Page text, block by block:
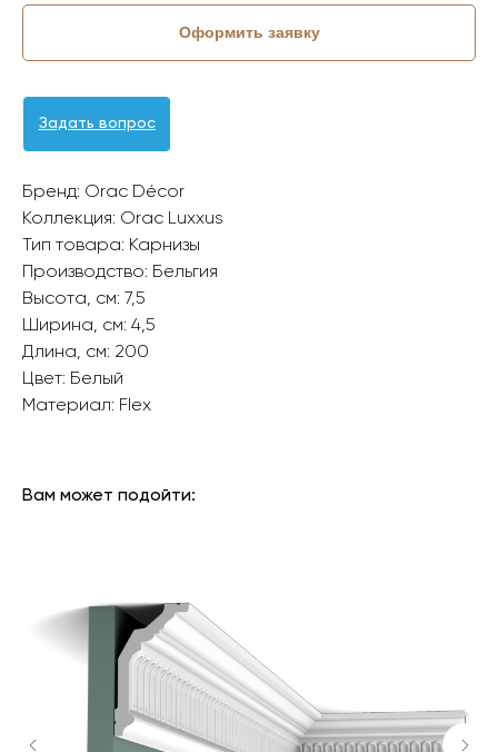
Оформить заявку
Задать вопрос
Бренд: Orac Décor
Коллекция: Orac Luxxus
Тип товара: Карнизы
Производство: Бельгия
Высота, см: 7,5
Ширина, см: 4,5
Длина, см: 200
Цвет: Белый
Материал: Flex ‎
Вам может подойти: